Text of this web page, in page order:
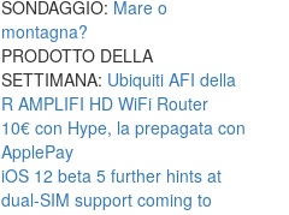
SONDAGGIO: Mare o
montagna?
PRODOTTO DELLA
SETTIMANA: Ubiquiti AFI della
R AMPLIFI HD WiFi Router
10€ con Hype, la prepagata con
ApplePay
iOS 12 beta 5 further hints at
dual-SIM support coming to